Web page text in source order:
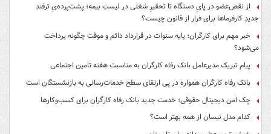
از نقص‌عضو در پایِ دستگاه تا تحقیرِ شغلی در لیستِ بیمه؛ پشت‌پرده‌یِ ترفندِ
جدیدِ کارفرماها برای فرار از قانون چیست؟
خبر مهم برای کارگران؛ پایه سنوات در قرارداد دائم و موقت چگونه پرداخت
می‌شود؟
پیام تبریک مدیرعامل بانک رفاه کارگران به مناسبت هفته تامین اجتماعی
بانک رفاه کارگران همواره در پی ارتقای سطح خدمات‌رسانی به بازنشستگان است
چک امن دیجیتال حقوقی؛ خدمت جدید بانک رفاه کارگران برای کسب‌وکارها
کدام مدل نیسان از همه بهتر است؟